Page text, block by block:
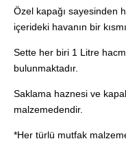
Özel kapağı sayesinden
içerideki havanın bir
Sette her biri 1 Litre
bulunmaktadır.
Saklama haznesi ve
malzemedendir.
*Her türlü mutfak